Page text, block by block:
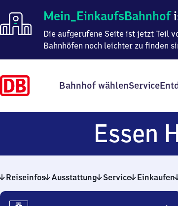
Mein
Einkaufsbahnhof
ist
umgezogen
Mein_EinkaufsBahnhof
Die aufgerufene Seite ist jetzt Teil
Bahnhöfen noch leichter zu finden
Bahnhof wählenService
Essen
Reiseinfos Ausstattung Service Einkaufen
Reiseinfos